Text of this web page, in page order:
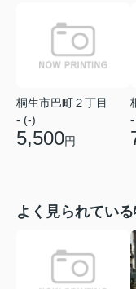
桐生市巴町２丁目
- (-)
5,500円
よく見られてい